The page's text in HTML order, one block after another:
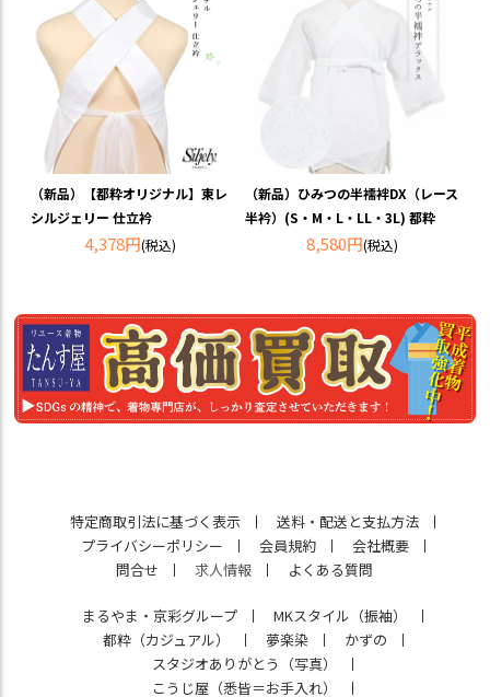
（新品）【都粋オリジナル】東レ
シルジェリー 仕立衿
4,378円(税込)
（新品）ひみつの半襦袢DX（レース
半衿）(S・M・L・LL・3L) 都粋
8,580円(税込)
特定商取引法に基づく表示
送料・配送と支払方法
プライバシーポリシー
会員規約
会社概要
問合せ
求人情報 よくある質問
まるやま・京彩グループ
MKスタイル（振袖）
都粋（カジュアル）
夢楽染
かずの
スタジオありがとう（写真）
こうじ屋（悉皆＝お手入れ）